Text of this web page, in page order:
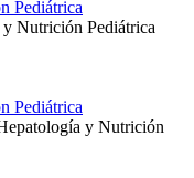
Pediátrica
Nutrición Pediátrica
Pediátrica
y Nutrición